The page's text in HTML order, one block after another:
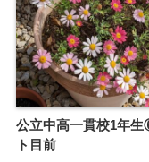
公立中高一貫校1年
ト目前